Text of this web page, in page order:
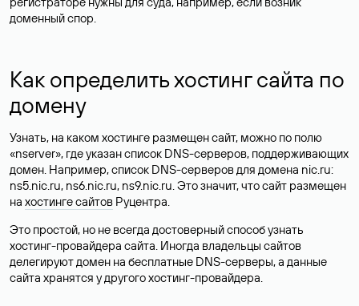
доменный спор.
Как определить хостинг сайта по
домену
Узнать, на каком хостинге размещен сайт, можно по полю
«nserver», где указан список DNS-серверов, поддерживающих
домен. Например, список DNS-серверов для домена nic.ru:
ns5.nic.ru, ns6.nic.ru, ns9.nic.ru. Это значит, что сайт размещен
на хостинге сайтов Руцентра.
Это простой, но не всегда достоверный способ узнать
хостинг-провайдера сайта. Иногда владельцы сайтов
делегируют домен на бесплатные DNS-серверы, а данные
сайта хранятся у другого хостинг-провайдера.